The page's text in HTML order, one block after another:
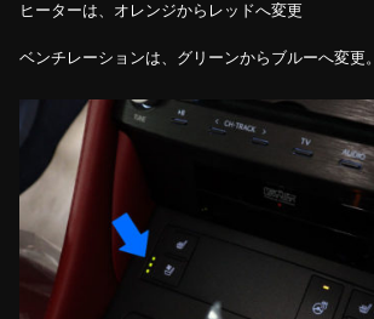
ヒーターは、オレンジからレッドへ変更
ベンチレーションは、グリーンからブルーへ変更。